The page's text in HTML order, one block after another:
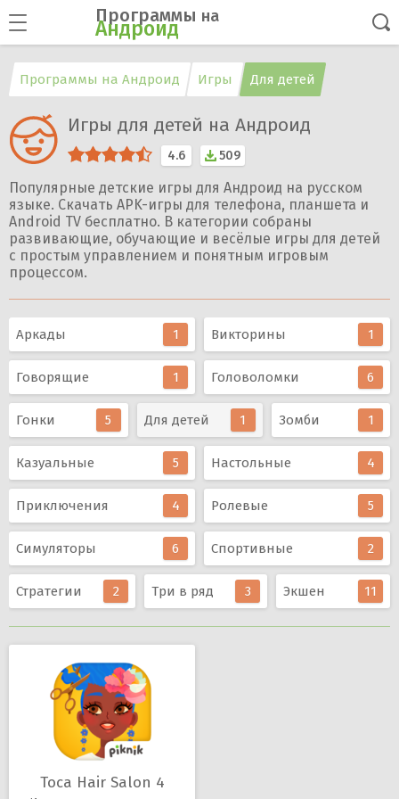
Программы на
Андроид
Программы на Андроид Игры Для детей
Игры для детей на Андроид
4.6 509
Популярные детские игры для Андроид на русском
языке. Скачать APK-игры для телефона, планшета и
Android TV бесплатно. В категории собраны
развивающие, обучающие и весёлые игры для детей
с простым управлением и понятным игровым
процессом.
Аркады 1 Викторины 1
Говорящие 1 Головоломки 6
Гонки 5 Для детей 1 Зомби 1
Казуальные 5 Настольные 4
Приключения 4 Ролевые 5
Симуляторы 6 Спортивные 2
Стратегии 2 Три в ряд 3 Экшен 11
Toca Hair Salon 4